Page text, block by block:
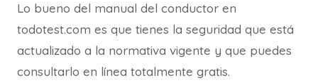
Lo bueno del manual del conductor en
todotest.com es que tienes la seguridad que está
actualizado a la normativa vigente y que puedes
consultarlo en línea totalmente gratis.